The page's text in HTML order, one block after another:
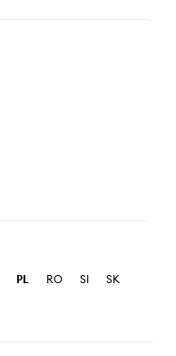
PL RO SI
SK